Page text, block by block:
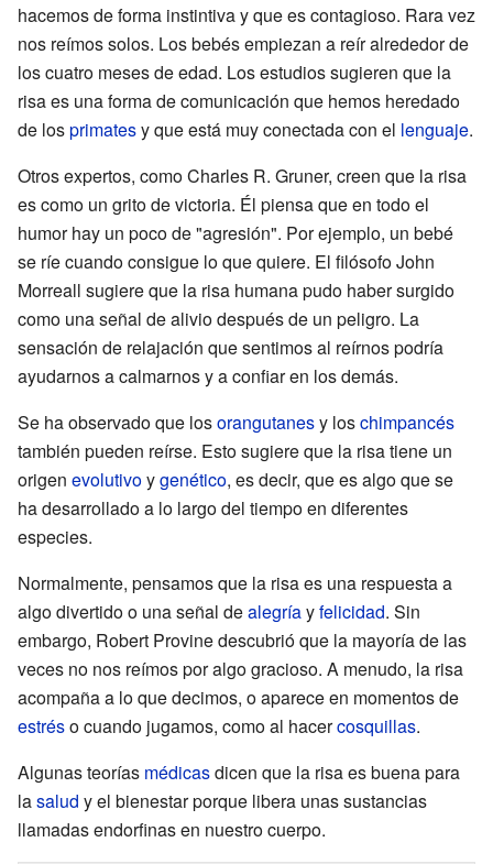
hacemos de forma instintiva y que es contagioso. Rara vez
nos reímos solos. Los bebés empiezan a reír alrededor de
los cuatro meses de edad. Los estudios sugieren que la
risa es una forma de comunicación que hemos heredado
de losprimatesy que está muy conectada con el lenguaje.
Otros expertos, como Charles R. Gruner, creen que la risa
es como un grito de victoria. Él piensa que en todo el
humor hay un poco de "agresión". Por ejemplo, un bebé
se ríe cuando consigue lo que quiere. El filósofo John
Morreall sugiere que la risa humana pudo haber surgido
como una señal de alivio después de un peligro. La
sensación de relajación que sentimos al reírnos podría
ayudarnos a calmarnos y a confiar en los demás.
Se ha observado que losorangutanesy loschimpancés
también pueden reírse. Esto sugiere que la risa tiene un
origen evolutivoygenético, es decir, que es algo que se
ha desarrollado a lo largo del tiempo en diferentes
especies.
Normalmente, pensamos que la risa es una respuesta a
algo divertido o una señal dealegríayfelicidad. Sin
embargo, Robert Provine descubrió que la mayoría de las
veces no nos reímos por algo gracioso. A menudo, la risa
acompaña a lo que decimos, o aparece en momentos de
estréso cuando jugamos, como al hacercosquillas.
Algunas teorías médicasdicen que la risa es buena para
lasalud y el bienestar porque libera unas sustancias
llamadas endorfinas en nuestro cuerpo.